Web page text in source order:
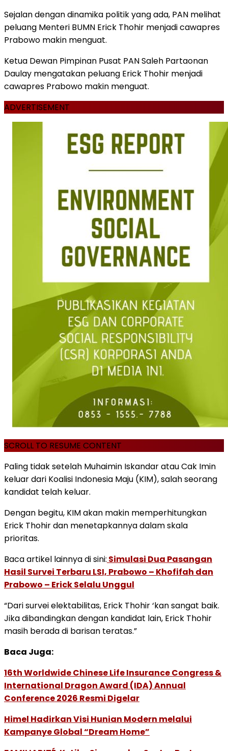
Sejalan dengan dinamika politik yang ada, PAN melihat
peluang Menteri BUMN Erick Thohir menjadi cawapres
Prabowo makin menguat.
Ketua Dewan Pimpinan Pusat PAN Saleh Partaonan
Daulay mengatakan peluang Erick Thohir menjadi
cawapres Prabowo makin menguat.
ADVERTISEMENT
SCROLL TO RESUME CONTENT
Paling tidak setelah Muhaimin Iskandar atau Cak Imin
keluar dari Koalisi Indonesia Maju (KIM), salah seorang
kandidat telah keluar.
Dengan begitu, KIM akan makin memperhitungkan
Erick Thohir dan menetapkannya dalam skala
prioritas.
Baca artikel lainnya di sini: Simulasi Dua Pasangan
Hasil Survei Terbaru LSI, Prabowo – Khofifah dan
Prabowo – Erick Selalu Unggul
“Dari survei elektabilitas, Erick Thohir ‘kan sangat baik.
Jika dibandingkan dengan kandidat lain, Erick Thohir
masih berada di barisan teratas.”
Baca Juga:
16th Worldwide Chinese Life Insurance Congress &
International Dragon Award (IDA) Annual
Conference 2026 Resmi Digelar
Himel Hadirkan Visi Hunian Modern melalui
Kampanye Global “Dream Home”